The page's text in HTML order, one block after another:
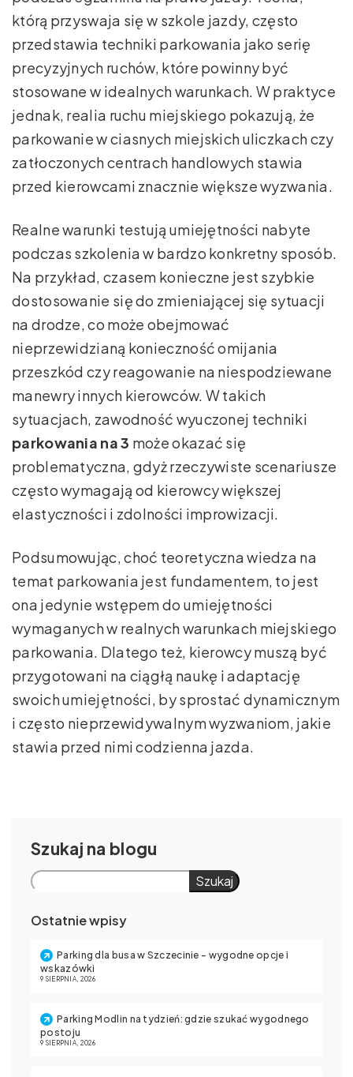
którą przyswaja się w szkole jazdy, często
przedstawia techniki parkowania jako serię
precyzyjnych ruchów, które powinny być
stosowane w idealnych warunkach. W praktyce
jednak, realia ruchu miejskiego pokazują, że
parkowanie w ciasnych miejskich uliczkach czy
zatłoczonych centrach handlowych stawia
przed kierowcami znacznie większe wyzwania.
Realne warunki testują umiejętności nabyte
podczas szkolenia w bardzo konkretny sposób.
Na przykład, czasem konieczne jest szybkie
dostosowanie się do zmieniającej się sytuacji
na drodze, co może obejmować
nieprzewidzianą konieczność omijania
przeszkód czy reagowanie na niespodziewane
manewry innych kierowców. W takich
sytuacjach, zawodność wyuczonej techniki
parkowania na 3 może okazać się
problematyczna, gdyż rzeczywiste scenariusze
często wymagają od kierowcy większej
elastyczności i zdolności improwizacji.
Podsumowując, choć teoretyczna wiedza na
temat parkowania jest fundamentem, to jest
ona jedynie wstępem do umiejętności
wymaganych w realnych warunkach miejskiego
parkowania. Dlatego też, kierowcy muszą być
przygotowani na ciągłą naukę i adaptację
swoich umiejętności, by sprostać dynamicznym
i często nieprzewidywalnym wyzwaniom, jakie
stawia przed nimi codzienna jazda.
Szukaj
Szukaj
Ostatnie wpisy
Parking dla busa w Szczecinie – wygodne opcje i
wskazówki
9 SIERPNIA, 2026
Parking Modlin na tydzień: gdzie szukać wygodnego
postoju
9 SIERPNIA, 2026